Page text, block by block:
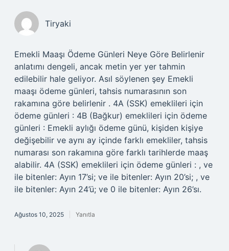
Tiryaki
Emekli Maaşı Ödeme Günleri Neye Göre Belirlenir
anlatımı dengeli, ancak metin yer yer tahmin
edilebilir hale geliyor. Asıl söylenen şey Emekli
maaşı ödeme günleri, tahsis numarasının son
rakamına göre belirlenir . 4A (SSK) emeklileri için
ödeme günleri : 4B (Bağkur) emeklileri için ödeme
günleri : Emekli aylığı ödeme günü, kişiden kişiye
değişebilir ve aynı ay içinde farklı emekliler, tahsis
numarası son rakamına göre farklı tarihlerde maaş
alabilir. 4A (SSK) emeklileri için ödeme günleri : , ve
ile bitenler: Ayın 17’si; ve ile bitenler: Ayın 20’si; , ve
ile bitenler: Ayın 24’ü; ve 0 ile bitenler: Ayın 26’sı.
Ağustos 10, 2025 Yanıtla